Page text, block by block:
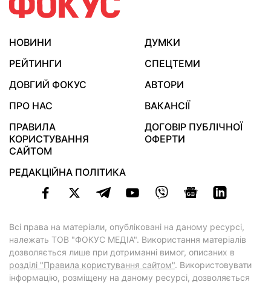
НОВИНИ
ДУМКИ
РЕЙТИНГИ
СПЕЦТЕМИ
ДОВГИЙ ФОКУС
АВТОРИ
ПРО НАС
ВАКАНСІЇ
ПРАВИЛА
КОРИСТУВАННЯ
САЙТОМ
ДОГОВІР ПУБЛІЧНОЇ
ОФЕРТИ
РЕДАКЦІЙНА ПОЛІТИКА
Всі права на матеріали, опубліковані на даному ресурсі,
належать ТОВ "ФОКУС МЕДІА". Використання матеріалів
дозволяється лише при дотриманні вимог, описаних в
розділі "Правила користування сайтом". Використовувати
інформацію, розміщену на даному ресурсі, дозволяється